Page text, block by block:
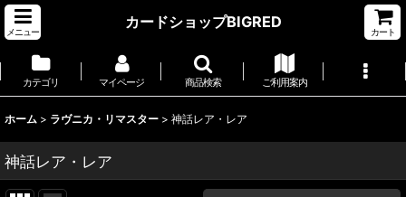
メニュー
カードショップBIGRED
カート
カテゴリ マイページ 商品検索 ご利用案内
ホーム > ラヴニカ・リマスター > 神話レア・レア
神話レア・レア